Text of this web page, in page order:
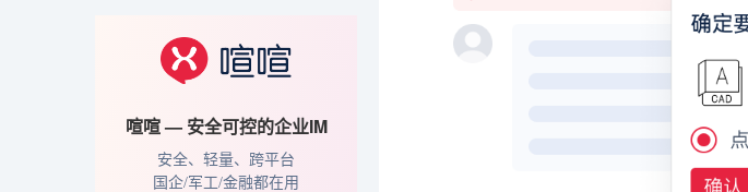
喧喧 — 安全可控的企业IM
安全、轻量、跨平台
国企/军工/金融都在用